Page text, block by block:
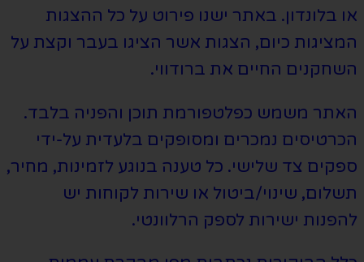
או בלונדון. באתר ישנו פירוט על כל ההצגות
המציגות כיום, הצגות אשר הציגו בעבר וקצת על
השחקנים החיים את ברודווי.
האתר משמש כפלטפורמת תוכן והפניה בלבד.
הכרטיסים נמכרים ומסופקים בלעדית על-ידי
ספקים צד שלישי. כל טענה בנוגע לזמינות, מחיר,
תשלום, שינוי/ביטול או שירות לקוחות יש
להפנות ישירות לספק הרלוונטי.